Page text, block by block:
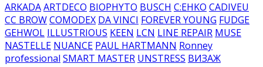
ARKADAARTDECO BIOPHYTO BUSCH C:EHKO CADIVEU
CC BROWCOMODEX DA VINCI FOREVER YOUNG FUDGE
GEHWOL ILLUSTRIOUS KEEN LCN LINE REPAIR MUSE
NASTELLE NUANCE PAUL HARTMANN Ronney
professional SMART MASTER UNSTRESS ВИЗАЖ